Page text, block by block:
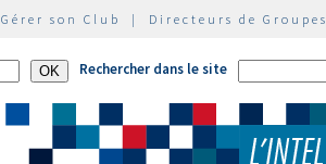
Gérer son Club | Directeurs de Groupes
Rechercher dans le site